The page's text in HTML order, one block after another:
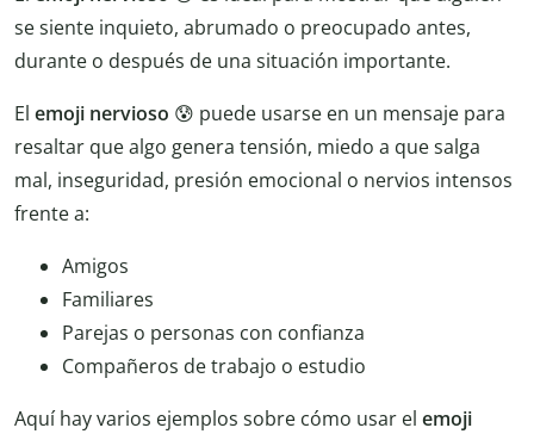
se siente inquieto, abrumado o preocupado antes,
durante o después de una situación importante.
El emoji nervioso 😰 puede usarse en un mensaje para
resaltar que algo genera tensión, miedo a que salga
mal, inseguridad, presión emocional o nervios intensos
frente a:
Amigos
Familiares
Parejas o personas con confianza
Compañeros de trabajo o estudio
Aquí hay varios ejemplos sobre cómo usar el emoji